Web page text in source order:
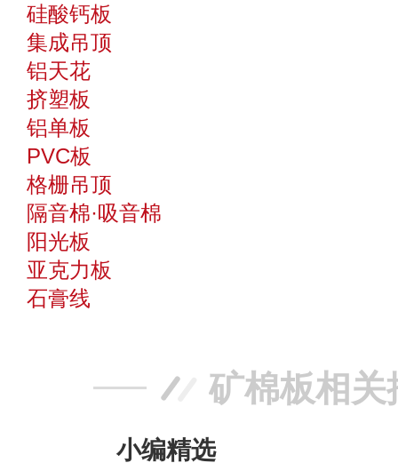
硅酸钙板
集成吊顶
铝天花
挤塑板
铝单板
PVC板
格栅吊顶
隔音棉·吸音棉
阳光板
亚克力板
石膏线
矿棉板相关
小编精选